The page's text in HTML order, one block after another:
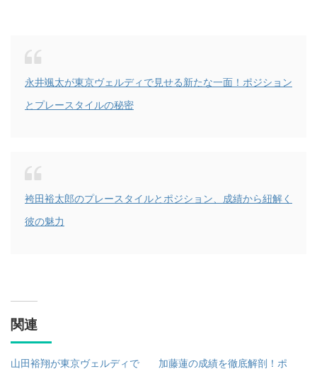
永井颯太が東京ヴェルディで見せる新たな一面！ポジション
とプレースタイルの秘密
袴田裕太郎のプレースタイルとポジション、成績から紐解く
彼の魅力
関連
山田裕翔が東京ヴェルディで
加藤蓮の成績を徹底解剖！ポ